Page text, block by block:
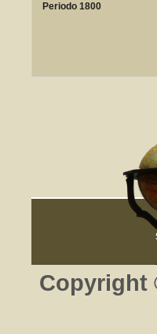
Periodo 1800
Copyright